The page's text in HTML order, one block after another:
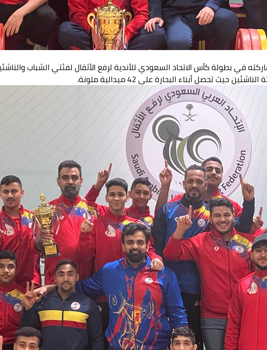
في بطولة كأس الاتحاد السعودي للأندية لرفع الأثقال لفئتي الشباب
حيث تحصل أبناء البحارة على 42 ميدالية ملونة.